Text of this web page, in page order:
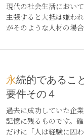
現代の社会生活におい
主張すると大抵は嫌わ
がそのような人材の場
永続的であること－経営活動の基礎的
要件その４
過去に成功していた企
記憶に残るものです。
だけに「人は経験に囚